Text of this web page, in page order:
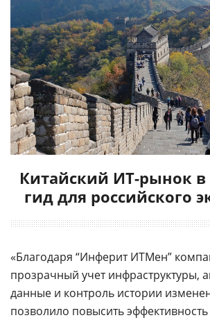
Китайский ИТ-рынок в
гид для российского
«Благодаря “Инферит ИТМен”
прозрачный учет инфраструктуры,
данные и контроль истории
позволило повысить